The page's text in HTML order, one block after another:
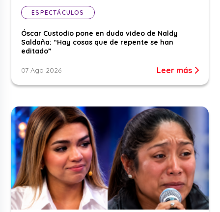
ESPECTÁCULOS
Óscar Custodio pone en duda video de Naldy
Saldaña: “Hay cosas que de repente se han
editado”
07 Ago 2026 Leer más